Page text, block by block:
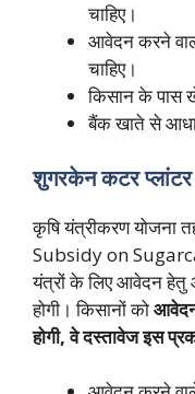
चाहिए।
आवेदन करने
चाहिए।
किसान के पास
बैंक खाते से
शुगरकेन कटर
कृषि यंत्रीकरण योजना
Subsidy on
यंत्रों के लिए आवेदन
होगी। किसानों को
होगी, वे दस्तावेज इस